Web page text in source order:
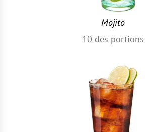
Mojito
10 des portions